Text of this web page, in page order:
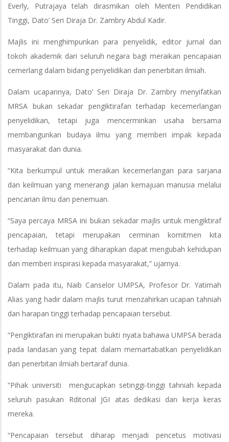
Everly, Putrajaya telah dirasmikan oleh Menteri Pendidikan
Tinggi, Dato’ Seri Diraja Dr. Zambry Abdul Kadir.
Majlis ini menghimpunkan para penyelidik, editor jurnal dan
tokoh akademik dari seluruh negara bagi meraikan pencapaian
cemerlang dalam bidang penyelidikan dan penerbitan ilmiah.
Dalam ucapannya, Dato’ Seri Diraja Dr. Zambry menyifatkan
MRSA bukan sekadar pengiktirafan terhadap kecemerlangan
penyelidikan, tetapi juga mencerminkan usaha bersama
membangunkan budaya ilmu yang memberi impak kepada
masyarakat dan dunia.
“Kita berkumpul untuk meraikan kecemerlangan para sarjana
dan keilmuan yang menerangi jalan kemajuan manusia melalui
pencarian ilmu dan penemuan.
“Saya percaya MRSA ini bukan sekadar majlis untuk mengiktiraf
pencapaian, tetapi merupakan cerminan komitmen kita
terhadap keilmuan yang diharapkan dapat mengubah kehidupan
dan memberi inspirasi kepada masyarakat,” ujarnya.
Dalam pada itu, Naib Canselor UMPSA, Profesor Dr. Yatimah
Alias yang hadir dalam majlis turut menzahirkan ucapan tahniah
dan harapan tinggi terhadap pencapaian tersebut.
“Pengiktirafan ini merupakan bukti nyata bahawa UMPSA berada
pada landasan yang tepat dalam memartabatkan penyelidikan
dan penerbitan ilmiah bertaraf dunia.
“Pihak universiti mengucapkan setinggi-tinggi tahniah kepada
seluruh pasukan Rditorial JGI atas dedikasi dan kerja keras
mereka.
“Pencapaian tersebut diharap menjadi pencetus motivasi